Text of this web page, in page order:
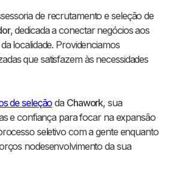
de recrutamento e seleção de
, dedicada a conectar negócios aos
localidade. Providenciamos
que satisfazem às necessidades
de seleção da Chawork, sua
e confiança para focar na expansão
seletivo com a gente enquanto
nodesenvolvimento da sua